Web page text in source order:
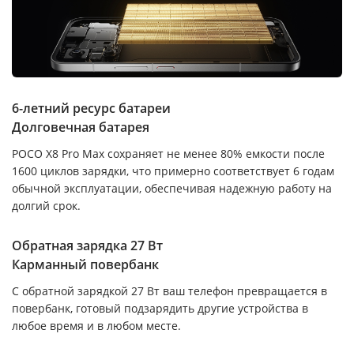
6-летний ресурс батареи
Долговечная батарея
POCO X8 Pro Max сохраняет не менее 80% емкости после
1600 циклов зарядки, что примерно соответствует 6 годам
обычной эксплуатации, обеспечивая надежную работу на
долгий срок.
Обратная зарядка 27 Вт
Карманный повербанк
С обратной зарядкой 27 Вт ваш телефон превращается в
повербанк, готовый подзарядить другие устройства в
любое время и в любом месте.